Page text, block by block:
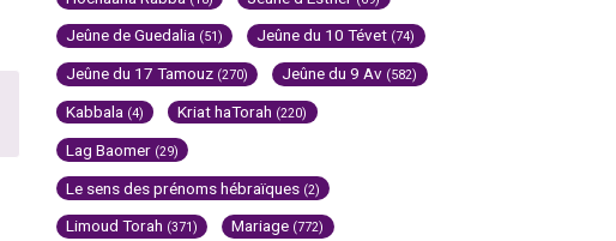
Jeûne de Guedalia (51) Jeûne du 10 Tévet (74)
Jeûne du 17 Tamouz (270) Jeûne du 9 Av (582)
Kabbala (4) Kriat haTorah (220)
Lag Baomer (29)
Le sens des prénoms hébraïques (2)
Limoud Torah (371) Mariage (772)